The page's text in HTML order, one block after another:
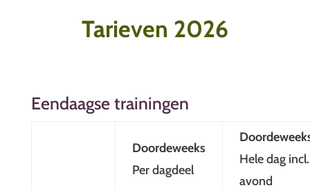
Tarieven 2026
Eendaagse trainingen
Doordeweeks
Per dagdeel
Hele dag incl.
avond